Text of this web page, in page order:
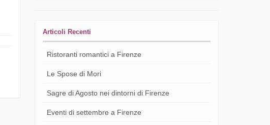
Articoli Recenti
Ristoranti romantici a Firenze
Le Spose di Mori
Sagre di Agosto nei dintorni di Firenze
Eventi di settembre a Firenze